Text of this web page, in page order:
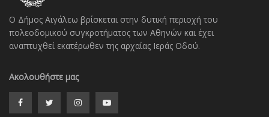
Ο Δήμος Αιγάλεω βρίσκεται στην δυτική περιοχή του
πολεοδομικού συγκροτήματος των Αθηνών και έχει
αναπτυχθεί εκατέρωθεν της αρχαίας Ιεράς Οδού.
Ακολουθήστε μας